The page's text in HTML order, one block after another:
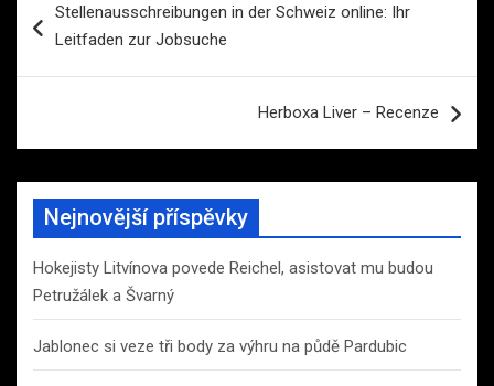
proStellenausschreibungen in der Schweiz online: Ihr
Leitfaden zur Jobsuche
Herboxa Liver – Recenze
Nejnovější příspěvky
Hokejisty Litvínova povede Reichel, asistovat mu budou
Petružálek a Švarný
Jablonec si veze tři body za výhru na půdě Pardubic